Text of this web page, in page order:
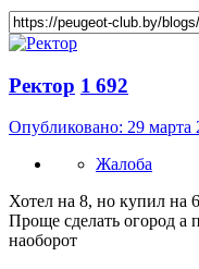
Ректор 1 692
Опубликовано: 29 марта
Жалоба
Хотел на 8, но купил на
Проще сделать огород а
наоборот